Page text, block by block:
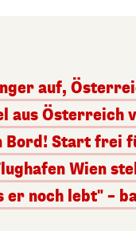
auf,
aus Österreich
Bord! Start frei
Wien
er noch lebt" –